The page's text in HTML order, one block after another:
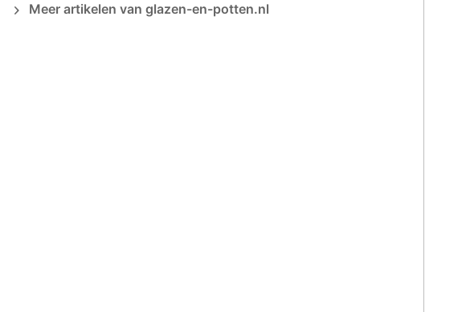
Meer artikelen van glazen-en-potten.nl